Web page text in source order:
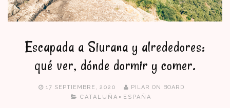
Escapada a Siurana y alrededores:
qué ver, dónde dormir y comer.
17 SEPTIEMBRE, 2020
PILAR ON BOARD
CATALUÑA
ESPAÑA